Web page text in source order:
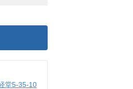
堂5-35-10